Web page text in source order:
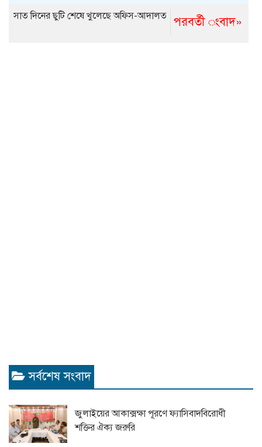
পরবর্তী ংবাদ»
সাত দিনের ছুটি শেষে খুলেছে অফিস-আদালত
সর্বশেষ সংবাদ
জুলাইয়ের আকাক্সক্ষা পূরণে ফ্যাসিবাদবিরোধী
শক্তির ঐক্য জরুরি